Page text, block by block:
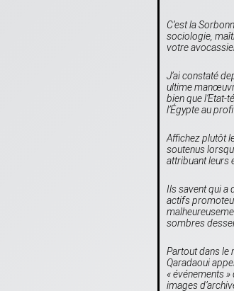
C’est la
sociologie,
votre
J’ai constaté
ultime
bien que l’Etat-
l’Égypte au
Affichez plutôt
soutenus
attribuant leurs
Ils savent qui a
actifs
sombres
Partout dans le
Qaradaoui
« événements
images